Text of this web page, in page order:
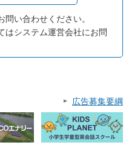
い合わせください。
はシステム運営会社にお問
広告募集要綱